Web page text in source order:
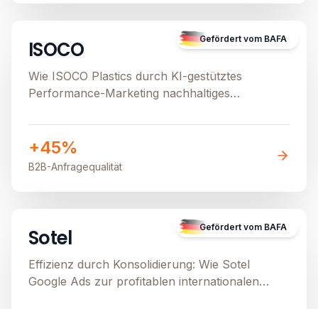
Image unavailable
Gefördert vom BAFA
ISOCO
Wie ISOCO Plastics durch KI-gestütztes
Performance-Marketing nachhaltiges
+45%
B2B-Anfragequalität
Image unavailable
Gefördert vom BAFA
Sotel
Effizienz durch Konsolidierung: Wie Sotel
Google Ads zur profitablen internationalen